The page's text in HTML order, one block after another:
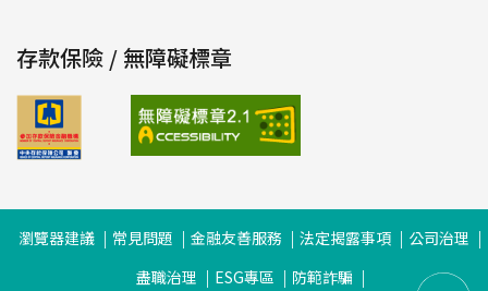
存款保險 / 無障礙標章
瀏覽器建議 常見問題 金融友善服務 法定揭露事項
公司治理
盡職治理
ESG專區 防範詐騙